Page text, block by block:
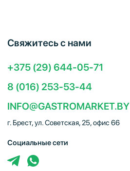
Свяжитесь с нами
+375 (29) 644-05-71
8 (016) 253-53-44
INFO@GASTROMARKET.BY
г. Брест, ул. Советская, 25, офис 66
Социальные сети